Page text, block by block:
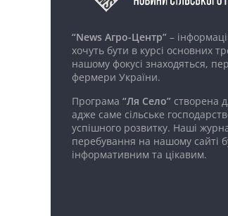
“News Агро-Центр” –
хочуть бути в курсі основних
нашому фокусі знаходяться,
фермери України.
Програма “Ля Село” створена
адже саме сільське
успішного розвитку. Наші
перебування на нашому сайті
інформативним та цікавим.